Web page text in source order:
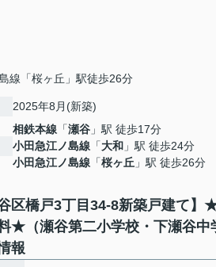
線「桜ヶ丘」駅徒歩26分
2025年8月(新築)
相鉄本線 「瀬谷 」駅 徒歩17分
小田急江ノ島線 「大和 」駅 徒歩24分
小田急江ノ島線 「桜ヶ丘 」駅 徒歩26分
谷区橋戸3丁目34-8新築戸建て】
★（瀬谷第二小学校・下瀬谷中
報